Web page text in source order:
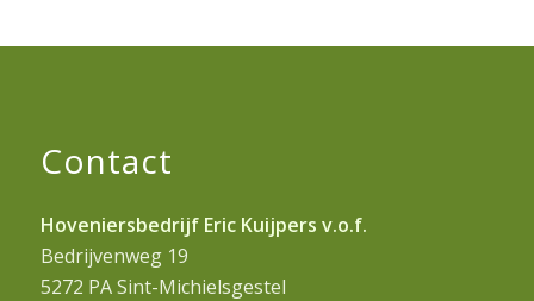
Contact
Hoveniersbedrijf Eric Kuijpers v.o.f.
Bedrijvenweg 19
5272 PA Sint-Michielsgestel